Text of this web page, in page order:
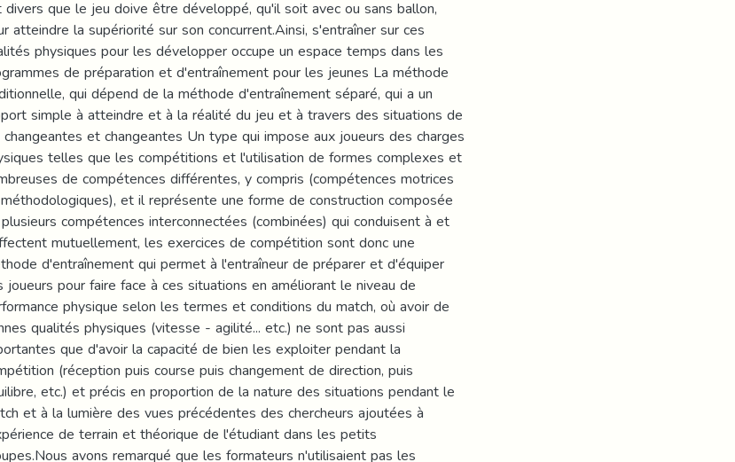
que le jeu doive être développé, qu'il soit avec ou sans ballon,
atteindre la supériorité sur son concurrent.Ainsi, s'entraîner sur ces
physiques pour les développer occupe un espace temps dans les
de préparation et d'entraînement pour les jeunes La méthode
qui dépend de la méthode d'entraînement séparé, qui a un
simple à atteindre et à la réalité du jeu et à travers des situations de
et changeantes Un type qui impose aux joueurs des charges
telles que les compétitions et l'utilisation de formes complexes et
de compétences différentes, y compris (compétences motrices
et il représente une forme de construction composée
compétences interconnectées (combinées) qui conduisent à et
mutuellement, les exercices de compétition sont donc une
d'entraînement qui permet à l'entraîneur de préparer et d'équiper
joueurs pour faire face à ces situations en améliorant le niveau de
physique selon les termes et conditions du match, où avoir de
qualités physiques (vitesse - agilité... etc.) ne sont pas aussi
que d'avoir la capacité de bien les exploiter pendant la
(réception puis course puis changement de direction, puis
etc.) et précis en proportion de la nature des situations pendant le
et à la lumière des vues précédentes des chercheurs ajoutées à
de terrain et théorique de l'étudiant dans les petits
avons remarqué que les formateurs n'utilisaient pas les